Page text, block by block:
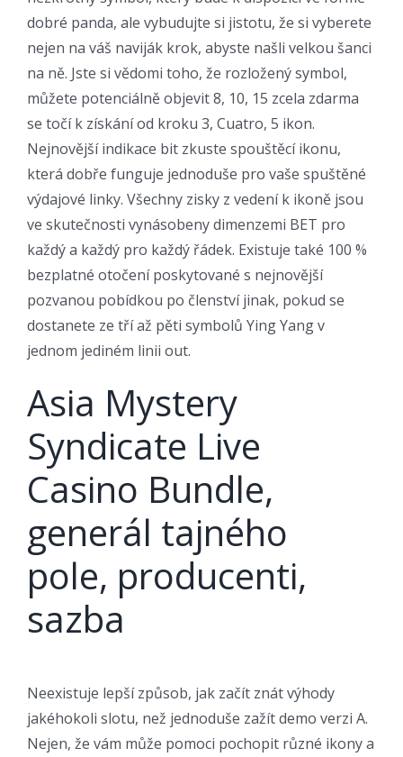
dobré panda, ale vybudujte si jistotu, že si vyberete
nejen na váš naviják krok, abyste našli velkou šanci
na ně. Jste si vědomi toho, že rozložený symbol,
můžete potenciálně objevit 8, 10, 15 zcela zdarma
se točí k získání od kroku 3, Cuatro, 5 ikon.
Nejnovější indikace bit zkuste spouštěcí ikonu,
která dobře funguje jednoduše pro vaše spuštěné
výdajové linky. Všechny zisky z vedení k ikoně jsou
ve skutečnosti vynásobeny dimenzemi BET pro
každý a každý pro každý řádek. Existuje také 100 %
bezplatné otočení poskytované s nejnovější
pozvanou pobídkou po členství jinak, pokud se
dostanete ze tří až pěti symbolů Ying Yang v
jednom jediném linii out.
Asia Mystery
Syndicate Live
Casino Bundle,
generál tajného
pole, producenti,
sazba
Neexistuje lepší způsob, jak začít znát výhody
jakéhokoli slotu, než jednoduše zažít demo verzi A.
Nejen, že vám může pomoci pochopit různé ikony a